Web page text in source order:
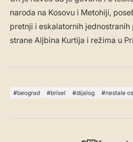
naroda na Kosovu i Metohiji,
pretnji i eskalatornih
strane Aljbina Kurtija i režima u
beograd brisel dijalog nestale